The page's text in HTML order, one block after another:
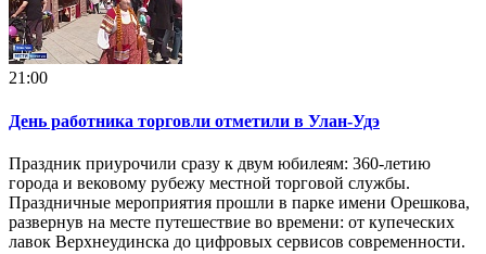
21:00
День работника торговли отметили в Улан-Удэ
Праздник приурочили сразу к двум юбилеям: 360-летию
города и вековому рубежу местной торговой службы.
Праздничные мероприятия прошли в парке имени Орешкова,
развернув на месте путешествие во времени: от купеческих
лавок Верхнеудинска до цифровых сервисов современности.